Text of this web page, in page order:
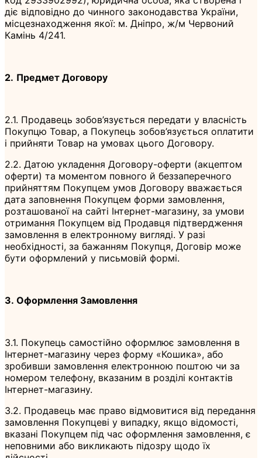
діє відповідно до чинного законодавства України,
місцезнаходження якої: м. Дніпро, ж/м Червоний
Камінь 4/241.
2. Предмет Договору
2.1. Продавець зобов’язується передати у власність
Покупцю Товар, а Покупець зобов’язується оплатити
і прийняти Товар на умовах цього Договору.
2.2. Датою укладення Договору-оферти (акцептом
оферти) та моментом повного й беззаперечного
прийняттям Покупцем умов Договору вважається
дата заповнення Покупцем форми замовлення,
розташованої на сайті Інтернет-магазину, за умови
отримання Покупцем від Продавця підтвердження
замовлення в електронному вигляді. У разі
необхідності, за бажанням Покупця, Договір може
бути оформлений у письмовій формі.
3. Оформлення Замовлення
3.1. Покупець самостійно оформлює замовлення в
Інтернет-магазину через форму «Кошика», або
зробивши замовлення електронною поштою чи за
номером телефону, вказаним в розділі контактів
Інтернет-магазину.
3.2. Продавець має право відмовитися від передання
замовлення Покупцеві у випадку, якщо відомості,
вказані Покупцем під час оформлення замовлення, є
неповними або викликають підозру щодо їх